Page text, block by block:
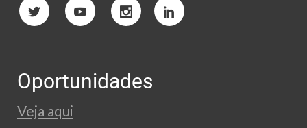
Oportunidades
Veja aqui